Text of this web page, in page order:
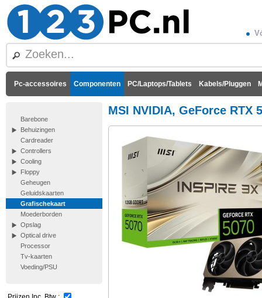
Pc-accessoires Componenten PC/Laptops/Tablets Kabels/Pluggen
Barebone
Behuizingen
Cardreader
Controllers
Cooling
Floppy
Geheugen
Geluidskaarten
Grafischekaart
Moederborden
Opslag
Optical drive
Processor
Tv-kaarten
Voeding/PSU
MSI NVIDIA, GeForce RTX